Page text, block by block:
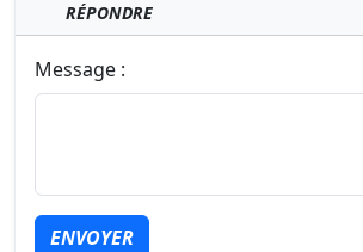
RÉPONDRE
Message :
ENVOYER